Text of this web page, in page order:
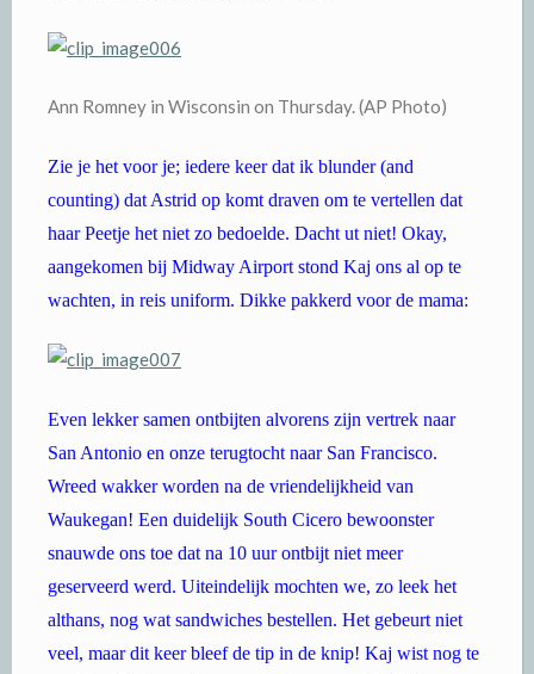
Ann Romney in Wisconsin on Thursday. (AP Photo)
Zie je het voor je; iedere keer dat ik blunder (and
counting) dat Astrid op komt draven om te vertellen dat
haar Peetje het niet zo bedoelde. Dacht ut niet! Okay,
aangekomen bij Midway Airport stond Kaj ons al op te
wachten, in reis uniform. Dikke pakkerd voor de mama:
Even lekker samen ontbijten alvorens zijn vertrek naar
San Antonio en onze terugtocht naar San Francisco.
Wreed wakker worden na de vriendelijkheid van
Waukegan! Een duidelijk South Cicero bewoonster
snauwde ons toe dat na 10 uur ontbijt niet meer
geserveerd werd. Uiteindelijk mochten we, zo leek het
althans, nog wat sandwiches bestellen. Het gebeurt niet
veel, maar dit keer bleef de tip in de knip! Kaj wist nog te